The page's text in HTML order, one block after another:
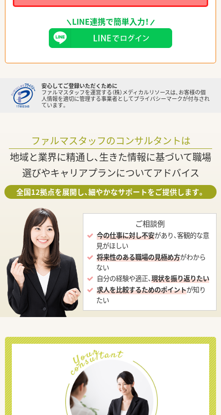
LINE連携で簡単入力！
安心してご登録いただくために
ファルマスタッフを運営する（株）メディカルリソースは、お客様の個
人情報を適切に管理する事業者としてプライバシーマークが付与され
ています。
ファルマスタッフのコンサルタントは
地域と業界に精通し、生きた情報に基づいて職場
選びやキャリアプランについてアドバイス
全国12拠点を展開し、細やかなサポートをご提供します。
ご相談例
今の仕事に対し不安があり、客観的な意
見がほしい
将来性のある職場の見極め方がわから
ない
自分の経験や適正、現状を振り返りたい
求人を比較するためのポイントが知り
たい